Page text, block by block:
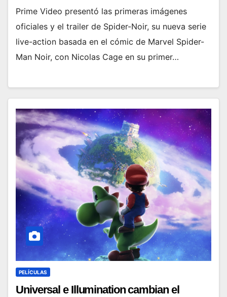
Prime Video presentó las primeras imágenes
oficiales y el trailer de Spider-Noir, su nueva serie
live-action basada en el cómic de Marvel Spider-
Man Noir, con Nicolas Cage en su primer…
PELÍCULAS
Universal e Illumination cambian el